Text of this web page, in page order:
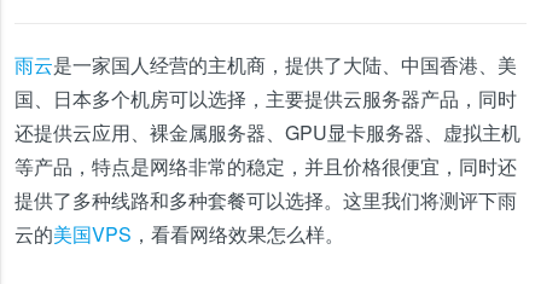
雨云是一家国人经营的主机商，提供了大陆、中国香港、美
国、日本多个机房可以选择，主要提供云服务器产品，同时
还提供云应用、裸金属服务器、GPU显卡服务器、虚拟主机
等产品，特点是网络非常的稳定，并且价格很便宜，同时还
提供了多种线路和多种套餐可以选择。这里我们将测评下雨
云的美国VPS ，看看网络效果怎么样。